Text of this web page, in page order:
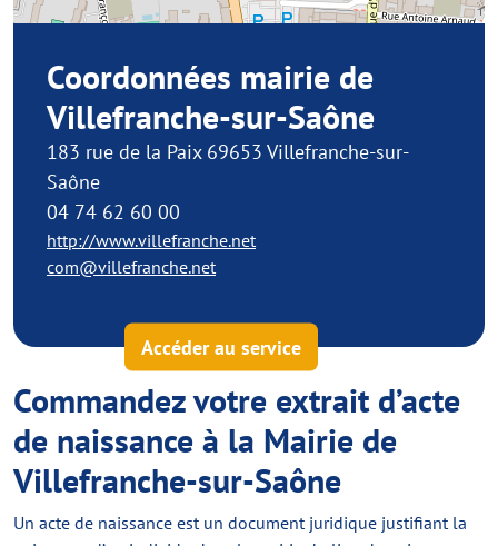
Coordonnées mairie de
Villefranche-sur-Saône
183 rue de la Paix 69653 Villefranche-sur-
Saône
04 74 62 60 00
http://www.villefranche.net
com@villefranche.net
Accéder au service
Commandez votre extrait d’acte
de naissance à la Mairie de
Villefranche-sur-Saône
Un acte de naissance est un document juridique justifiant la